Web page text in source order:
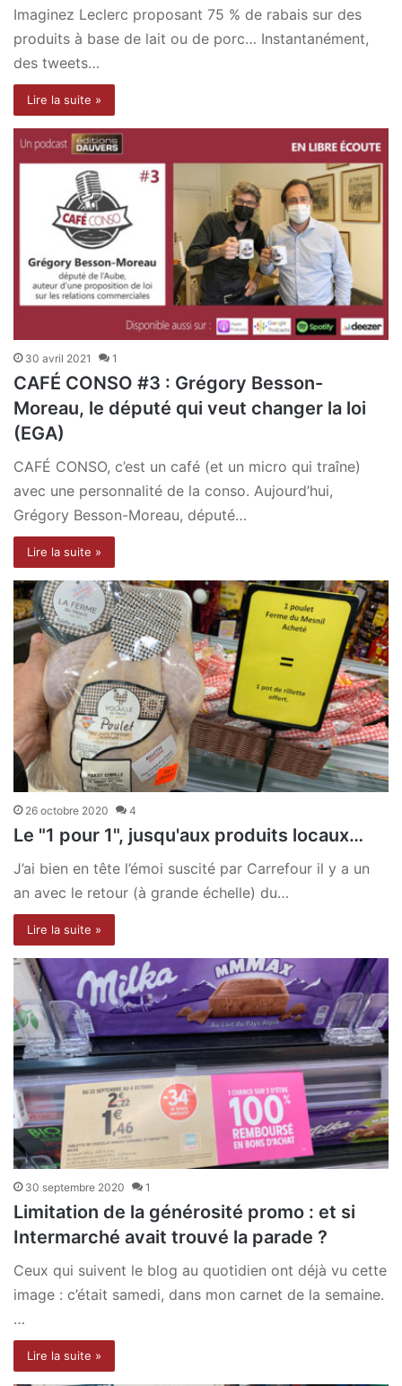
Imaginez Leclerc proposant 75 % de rabais sur des
produits à base de lait ou de porc… Instantanément,
des tweets…
Lire la suite »
30 avril 2021 1
CAFÉ CONSO #3 : Grégory Besson-
Moreau, le député qui veut changer la loi
(EGA)
CAFÉ CONSO, c’est un café (et un micro qui traîne)
avec une personnalité de la conso. Aujourd’hui,
Grégory Besson-Moreau, député…
Lire la suite »
26 octobre 2020 4
Le "1 pour 1", jusqu'aux produits locaux…
J’ai bien en tête l’émoi suscité par Carrefour il y a un
an avec le retour (à grande échelle) du…
Lire la suite »
30 septembre 2020 1
Limitation de la générosité promo : et si
Intermarché avait trouvé la parade ?
Ceux qui suivent le blog au quotidien ont déjà vu cette
image : c’était samedi, dans mon carnet de la semaine.
…
Lire la suite »